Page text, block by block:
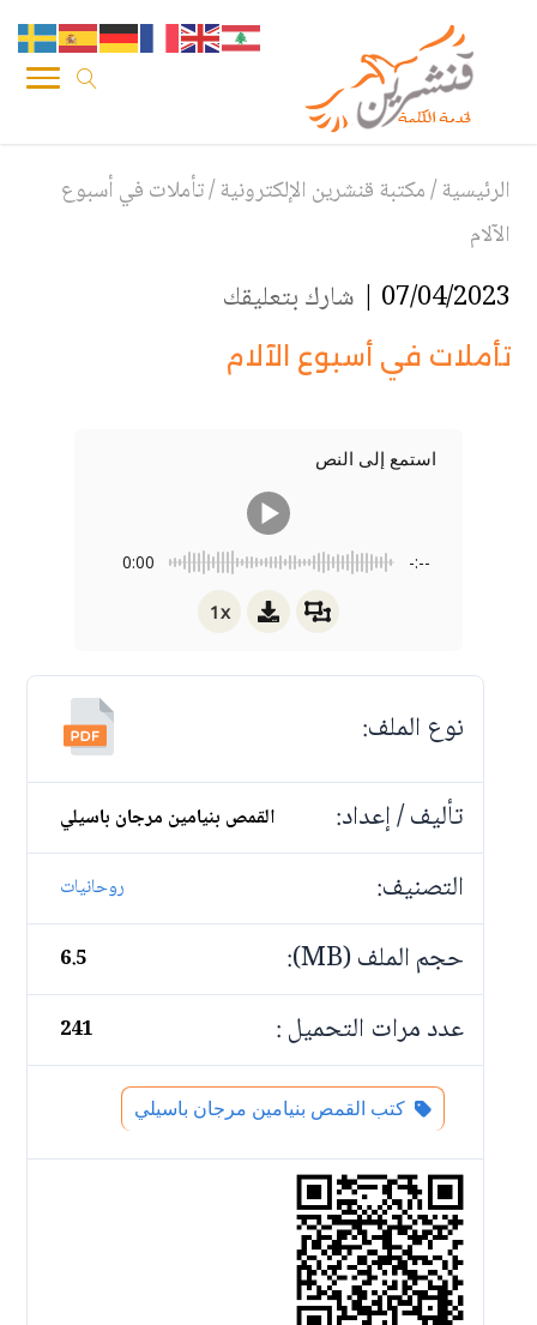
الرئيسية/مكتبة قنشرين الإلكترونية/تأملات في أسبوع
الآلام
07/04/2023 | شارك بتعليقك
تأملات في أسبوع الآلام
استمع إلى النص
0:00 -:--
1x
نوع الملف:
تأليف / إعداد:
القمص بنيامين مرجان باسيلي
التصنيف: روحانيات
حجم الملف (MB): 6.5
عدد مرات التحميل : 241
كتب القمص بنيامين مرجان باسيلي